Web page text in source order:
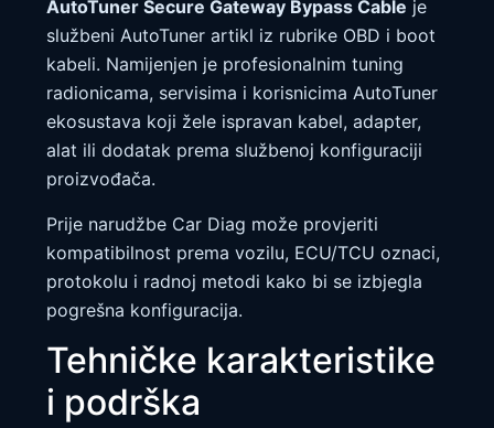
AutoTuner Secure Gateway Bypass Cable je
službeni AutoTuner artikl iz rubrike OBD i boot
kabeli. Namijenjen je profesionalnim tuning
radionicama, servisima i korisnicima AutoTuner
ekosustava koji žele ispravan kabel, adapter,
alat ili dodatak prema službenoj konfiguraciji
proizvođača.
Prije narudžbe Car Diag može provjeriti
kompatibilnost prema vozilu, ECU/TCU oznaci,
protokolu i radnoj metodi kako bi se izbjegla
pogrešna konfiguracija.
Tehničke karakteristike
i podrška